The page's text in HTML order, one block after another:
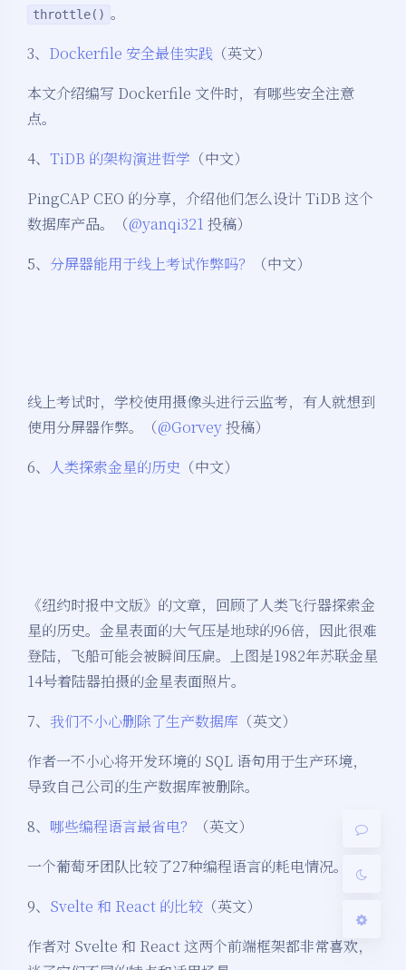
Sans Serif Serif
throttle() 。
3、 Dockerfile 安全最佳实践 （英文）
本文介绍编写 Dockerfile 文件时，有哪些安全注意
点。
4、 TiDB 的架构演进哲学 （中文）
PingCAP CEO 的分享，介绍他们怎么设计 TiDB 这个
数据库产品。（@yanqi321 投稿）
5、 分屏器能用于线上考试作弊吗？ （中文）
线上考试时，学校使用摄像头进行云监考，有人就想到
使用分屏器作弊。（@Gorvey投稿）
6、 人类探索金星的历史 （中文）
《纽约时报中文版》的文章，回顾了人类飞行器探索金
星的历史。金星表面的大气压是地球的96倍，因此很难
登陆，飞船可能会被瞬间压扁。上图是1982年苏联金星
14号着陆器拍摄的金星表面照片。
7、 我们不小心删除了生产数据库 （英文）
作者一不小心将开发环境的 SQL 语句用于生产环境，
导致自己公司的生产数据库被删除。
8、 哪些编程语言最省电？
（英文）
一个葡萄牙团队比较了27种编程语言的耗电情况。
9、 Svelte 和 React 的比较 （英文）
作者对 Svelte 和 React 这两个前端框架都非常喜欢，